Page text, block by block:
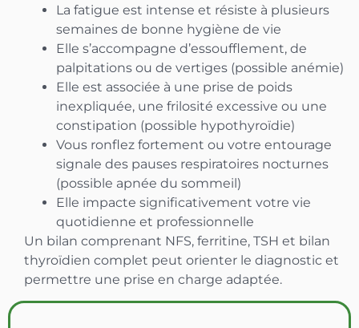
La fatigue est intense et résiste à plusieurs
semaines de bonne hygiène de vie
Elle s’accompagne d’essoufflement, de
palpitations ou de vertiges (possible anémie)
Elle est associée à une prise de poids
inexpliquée, une frilosité excessive ou une
constipation (possible hypothyroïdie)
Vous ronflez fortement ou votre entourage
signale des pauses respiratoires nocturnes
(possible apnée du sommeil)
Elle impacte significativement votre vie
quotidienne et professionnelle
Un bilan comprenant NFS, ferritine, TSH et bilan
thyroïdien complet peut orienter le diagnostic et
permettre une prise en charge adaptée.